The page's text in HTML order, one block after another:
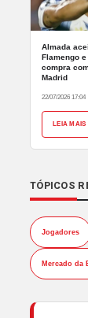
Almada
Flamengo
compra
Madrid
22/07/2026 17:04
LEIA MAIS
TÓPICOS
Jogadores
Mercado da